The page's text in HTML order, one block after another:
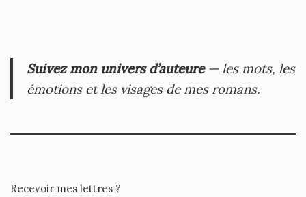
Suivez mon univers d’auteure— les mots, les
émotions et les visages de mes romans.
Recevoir mes lettres ?